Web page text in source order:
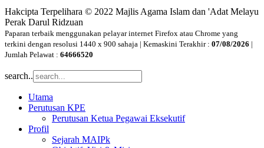
Hakcipta Terpelihara © 2022 Majlis Agama Islam dan 'Adat Melayu
Perak Darul Ridzuan
Paparan terbaik menggunakan pelayar internet Firefox atau Chrome yang
terkini dengan resolusi 1440 x 900 sahaja | Kemaskini Terakhir : 07/08/2026 |
Jumlah Pelawat : 64666520
search..
Utama
Perutusan KPE
Perutusan Ketua Pegawai Eksekutif
Profil
Sejarah MAIPk